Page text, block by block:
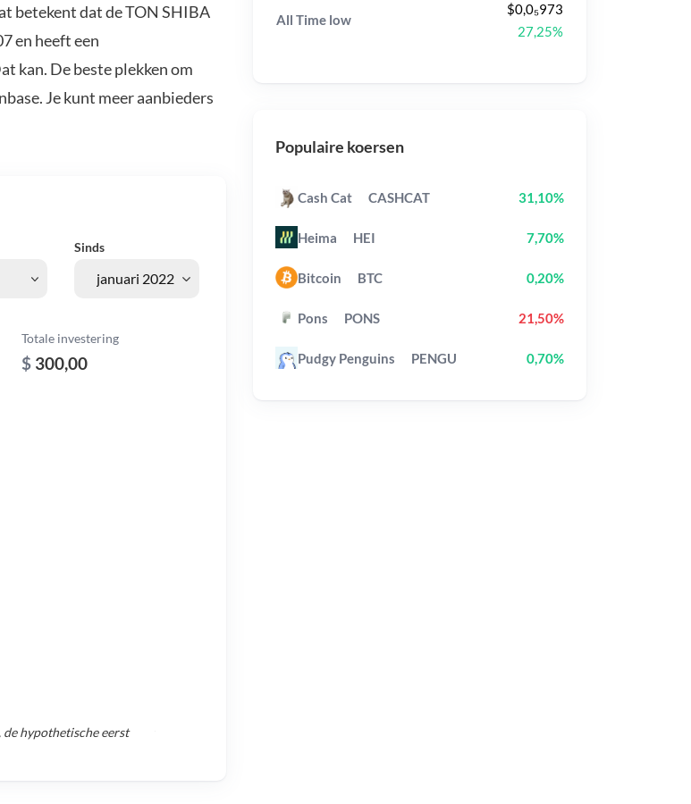
betekent dat de TON SHIBA
en heeft een
kan. De beste plekken om
Je kunt meer aanbieders
Sinds
Totale investering
$ 300,00
de hypothetische eerst
All Time low
$0,0₅973
27,25%
Populaire koersen
Cash Cat CASHCAT 31,10%
Heima HEI 7,70%
Bitcoin BTC 0,20%
Pons PONS 21,50%
Pudgy Penguins PENGU 0,70%